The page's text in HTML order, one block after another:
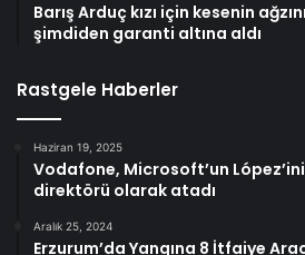
Barış Arduç kızı için kesenin
şimdiden garanti altına aldı
Rastgele Haberler
Haziran 19, 2025
Vodafone, Microsoft’un
direktörü olarak atadı
Aralık 25, 2024
Erzurum’da Yangına 8 İtfaiye